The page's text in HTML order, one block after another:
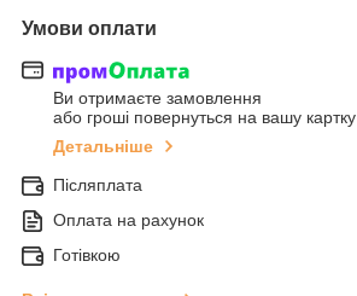
Умови оплати
Ви отримаєте замовлення
або гроші повернуться на вашу картку
Детальніше
Післяплата
Оплата на рахунок
Готівкою